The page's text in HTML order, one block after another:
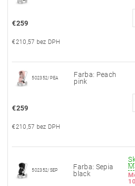
€259
€210,57 bez DPH
502352/PEA
Farba: Peach
pink
€259
€210,57 bez DPH
502352/SEP
Farba: Sepia
black